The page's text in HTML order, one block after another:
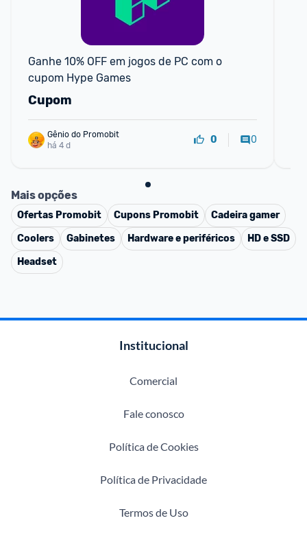
Ganhe 10% OFF em jogos de PC com o
cupom Hype Games
Cupom
Gênio do Promobit
há 4 d
0 0
Mais opções
Ofertas Promobit Cupons Promobit
Cadeira gamer
Coolers
Gabinetes Hardware e periféricos
HD e SSD
Headset
Institucional
Comercial
Fale conosco
Política de Cookies
Política de Privacidade
Termos de Uso